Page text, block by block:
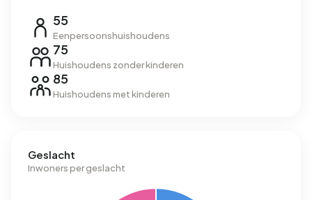
55
Eenpersoonshuishoudens
75
Huishoudens zonder kinderen
85
Huishoudens met kinderen
Geslacht
Inwoners per geslacht